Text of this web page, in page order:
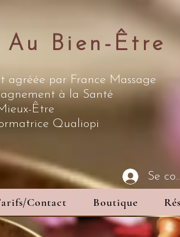
Au Bien-Être
agréée par France Massage
à la Santé
Être
Qualiopi
Se
Contact Boutique